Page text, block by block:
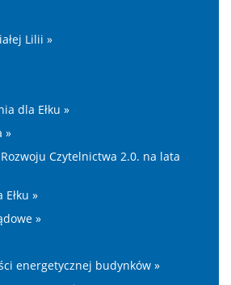
Lilii »
dla Ełku »
»
Czytelnictwa 2.0. na lata
»
»
energetycznej budynków »